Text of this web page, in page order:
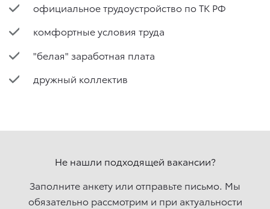
официальное трудоустройство по ТК РФ
комфортные условия труда
"белая" заработная плата
дружный коллектив
Не нашли подходящей вакансии?
Заполните анкету или отправьте письмо. Мы
обязательно рассмотрим и при актуальности